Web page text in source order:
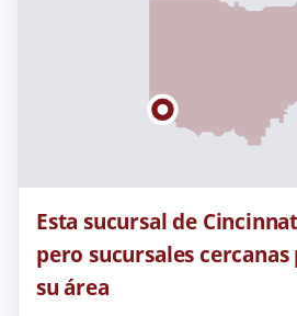
Esta sucursal de
pero sucursales
su área